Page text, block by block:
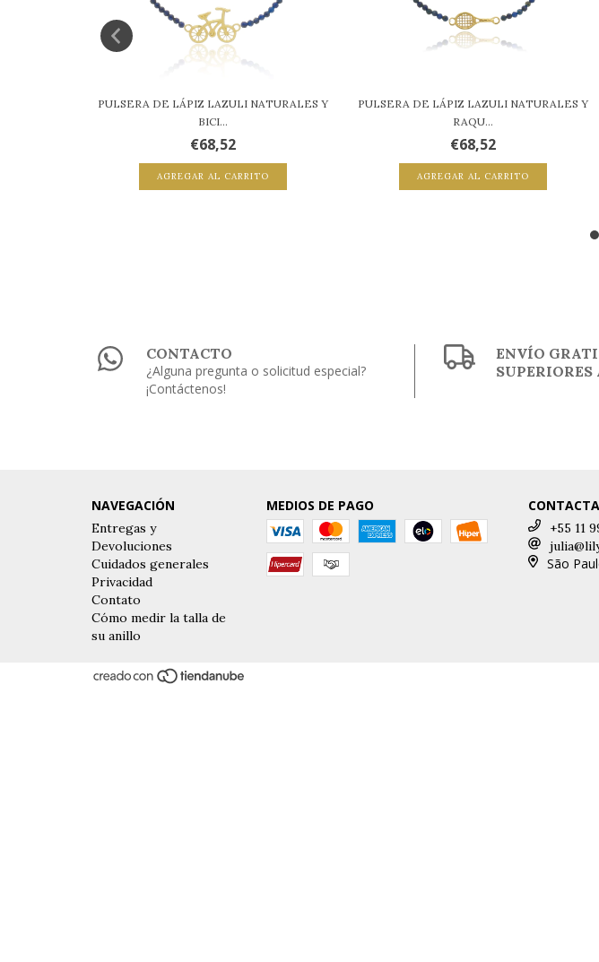
PULSERA DE LÁPIZ LAZULI NATURALES Y
BICI...
€68,52
AGREGAR AL CARRITO
PULSERA DE LÁPIZ LAZULI NATURALES Y
RAQU...
€68,52
AGREGAR AL CARRITO
CONTACTO
¿Alguna pregunta o solicitud especial?
¡Contáctenos!
ENVÍO
NAVEGACIÓN
Entregas y
Devoluciones
Cuidados generales
Privacidad
Contato
Cómo medir la talla de
su anillo
MEDIOS DE PAGO
+55 11
São